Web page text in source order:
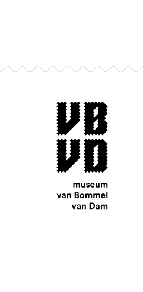
museum van Bommel van